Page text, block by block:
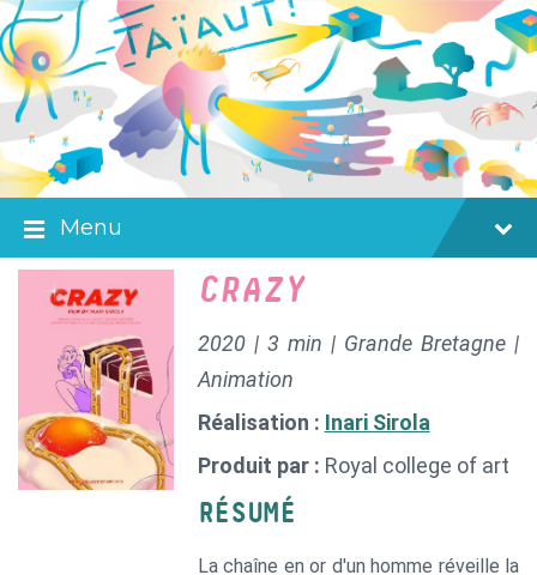
Skip
to
content
Skip
to
main
navigation
Skip
to
footer
Menu
CRAZY
2020 | 3 min | Grande Bretagne |
Animation
Réalisation : Inari Sirola
Produit par : Royal college of art
RÉSUMÉ
La chaîne en or d'un homme réveille la